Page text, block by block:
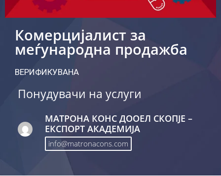
Комерцијалист за
меѓународна продажба
ВЕРИФИКУВАНА
Понудувачи на услуги
МАТРОНА КОНС ДООЕЛ СКОПЈЕ –
ЕКСПОРТ АКАДЕМИЈА
info@matronacons.com